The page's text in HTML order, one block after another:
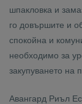
шпакловка и
го довършите и
спокойна и
необходимо за
закупуването на
Авангард Риъл